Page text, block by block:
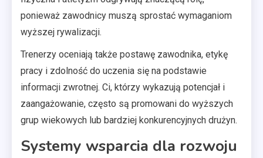
ponieważ zawodnicy muszą sprostać wymaganiom
wyższej rywalizacji.
Trenerzy oceniają także postawę zawodnika, etykę
pracy i zdolność do uczenia się na podstawie
informacji zwrotnej. Ci, którzy wykazują potencjał i
zaangażowanie, często są promowani do wyższych
grup wiekowych lub bardziej konkurencyjnych drużyn.
Systemy wsparcia dla rozwoju